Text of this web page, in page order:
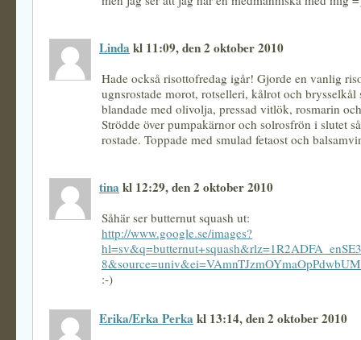
Linda kl 11:09, den 2 oktober 2010
Hade också risottofredag igår! Gjorde en vanlig
ugnsrostade morot, rotselleri, kålrot och brysselkål
blandade med olivolja, pressad vitlök, rosmarin
Strödde över pumpakärnor och solrosfrön i slutet
rostade. Toppade med smulad fetaost och
tina kl 12:29, den 2 oktober 2010
Såhär ser butternut squash ut:
http://www.google.se/images?
:-)
Erika/Erka Perka kl 13:14, den 2 oktober 2010